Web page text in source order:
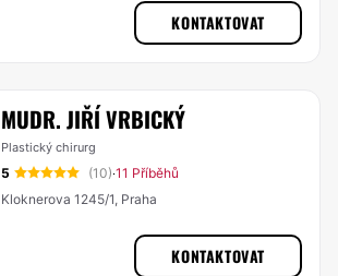
KONTAKTOVAT
MUDR. JIŘÍ VRBICKÝ
Plastický chirurg
5 (10)·11 Příběhů
Kloknerova 1245/1, Praha
KONTAKTOVAT